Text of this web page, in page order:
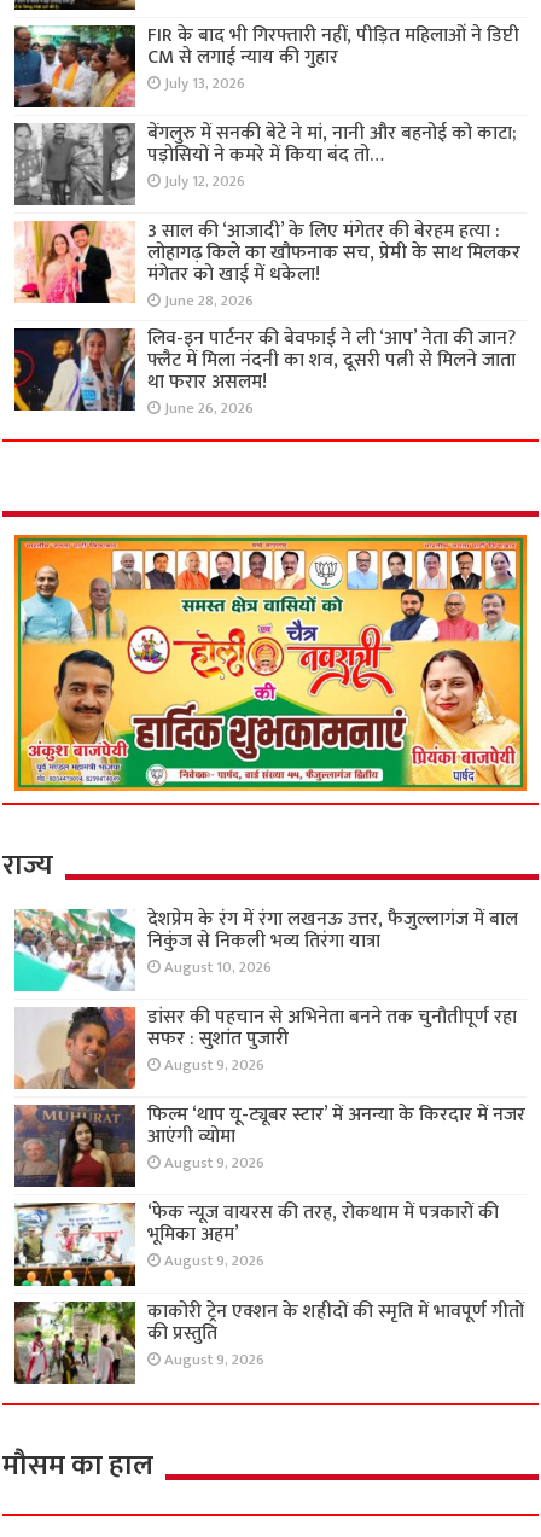
FIR के बाद भी गिरफ्तारी नहीं, पीड़ित महिलाओं ने डिप्टी
CM से लगाई न्याय की गुहार
July 13, 2026
बेंगलुरु में सनकी बेटे ने मां, नानी और बहनोई को काटा;
पड़ोसियों ने कमरे में किया बंद तो…
July 12, 2026
3 साल की ‘आजादी’ के लिए मंगेतर की बेरहम हत्या :
लोहागढ़ किले का खौफनाक सच, प्रेमी के साथ मिलकर
मंगेतर को खाई में धकेला!
June 28, 2026
लिव-इन पार्टनर की बेवफाई ने ली ‘आप’ नेता की जान?
फ्लैट में मिला नंदनी का शव, दूसरी पत्नी से मिलने जाता
था फरार असलम!
June 26, 2026
राज्य
देशप्रेम के रंग में रंगा लखनऊ उत्तर, फैजुल्लागंज में बाल
निकुंज से निकली भव्य तिरंगा यात्रा
August 10, 2026
डांसर की पहचान से अभिनेता बनने तक चुनौतीपूर्ण रहा
सफर : सुशांत पुजारी
August 9, 2026
फिल्म ‘थाप यू-ट्यूबर स्टार’ में अनन्या के किरदार में नजर
आएंगी व्योमा
August 9, 2026
‘फेक न्यूज वायरस की तरह, रोकथाम में पत्रकारों की
भूमिका अहम’
August 9, 2026
काकोरी ट्रेन एक्शन के शहीदों की स्मृति में भावपूर्ण गीतों
की प्रस्तुति
August 9, 2026
मौसम का हाल